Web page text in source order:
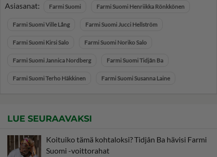
Asiasanat: Farmi Suomi Farmi Suomi Henriikka Rönkkönen
Farmi Suomi Ville Lång Farmi Suomi Jucci Hellström
Farmi Suomi Kirsi Salo Farmi Suomi Noriko Salo
Farmi Suomi Jannica Nordberg Farmi Suomi Tidjân Ba
Farmi Suomi Terho Häkkinen Farmi Suomi Susanna Laine
LUE SEURAAVAKSI
Koituiko tämä kohtaloksi? Tidjân Ba hävisi Farmi
Suomi -voittorahat